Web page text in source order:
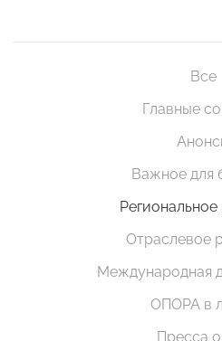
Все
Главные
Важное для
Отраслевое
Международная
ОПОРА в
Пресса